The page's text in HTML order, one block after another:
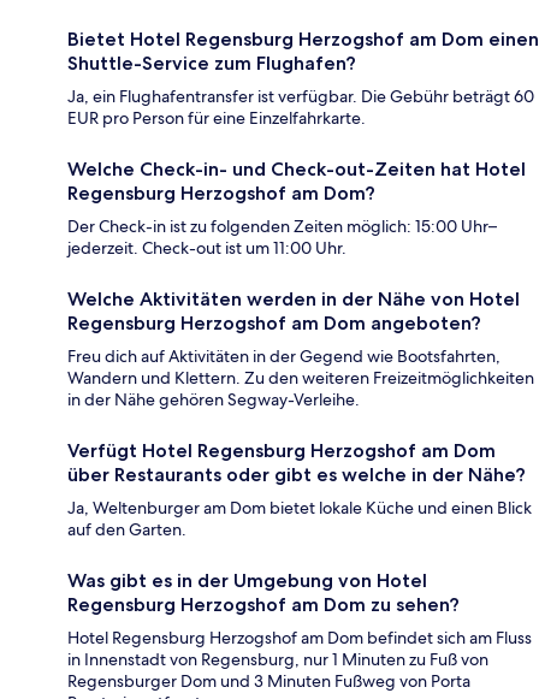
Bietet Hotel Regensburg Herzogshof am Dom einen
Shuttle-Service zum Flughafen?
Ja, ein Flughafentransfer ist verfügbar. Die Gebühr beträgt 60
EUR pro Person für eine Einzelfahrkarte.
Welche Check-in- und Check-out-Zeiten hat Hotel
Regensburg Herzogshof am Dom?
Der Check-in ist zu folgenden Zeiten möglich: 15:00 Uhr–
jederzeit. Check-out ist um 11:00 Uhr.
Welche Aktivitäten werden in der Nähe von Hotel
Regensburg Herzogshof am Dom angeboten?
Freu dich auf Aktivitäten in der Gegend wie Bootsfahrten,
Wandern und Klettern. Zu den weiteren Freizeitmöglichkeiten
in der Nähe gehören Segway-Verleihe.
Verfügt Hotel Regensburg Herzogshof am Dom
über Restaurants oder gibt es welche in der Nähe?
Ja, Weltenburger am Dom bietet lokale Küche und einen Blick
auf den Garten.
Was gibt es in der Umgebung von Hotel
Regensburg Herzogshof am Dom zu sehen?
Hotel Regensburg Herzogshof am Dom befindet sich am Fluss
in Innenstadt von Regensburg, nur 1 Minuten zu Fuß von
Regensburger Dom und 3 Minuten Fußweg von Porta